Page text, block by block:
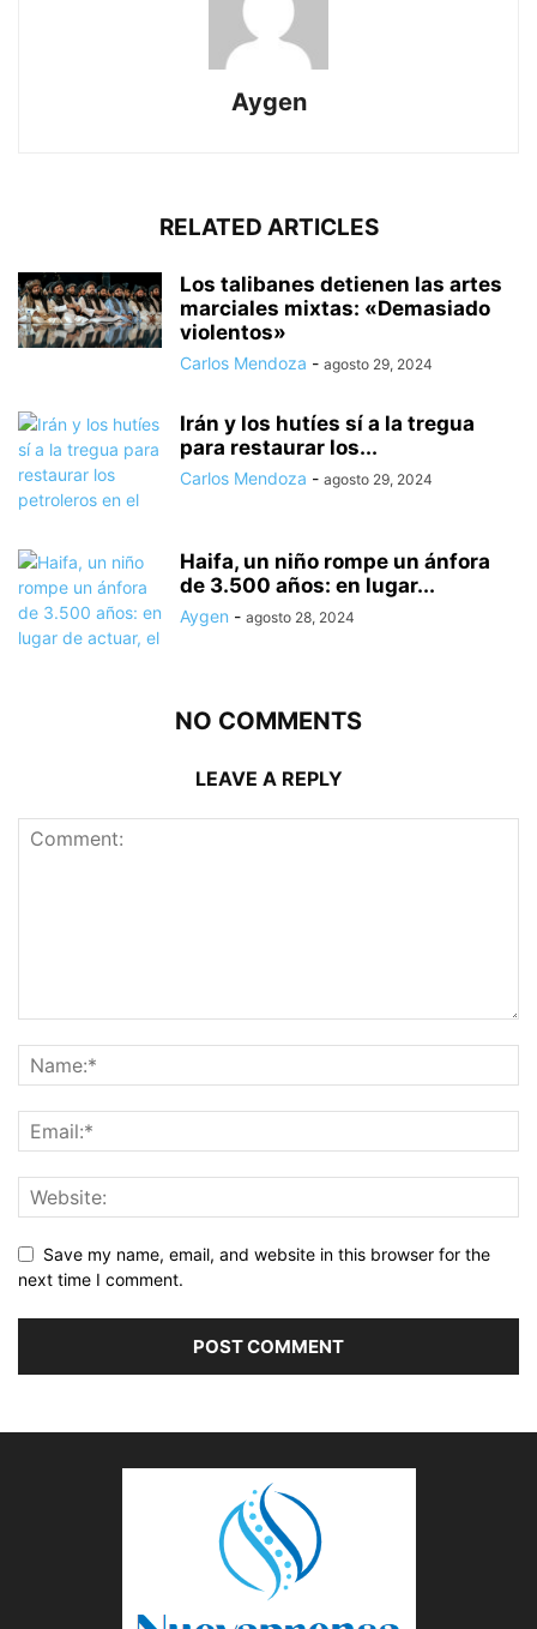
Aygen
RELATED ARTICLES
Los talibanes detienen las artes
marciales mixtas: «Demasiado
violentos»
Carlos Mendoza - agosto 29, 2024
Irán y los hutíes sí a la tregua
para restaurar los...
Carlos Mendoza - agosto 29, 2024
Haifa, un niño rompe un ánfora
de 3.500 años: en lugar...
Aygen - agosto 28, 2024
NO COMMENTS
LEAVE A REPLY
Save my name, email, and website in this browser for the
next time I comment.